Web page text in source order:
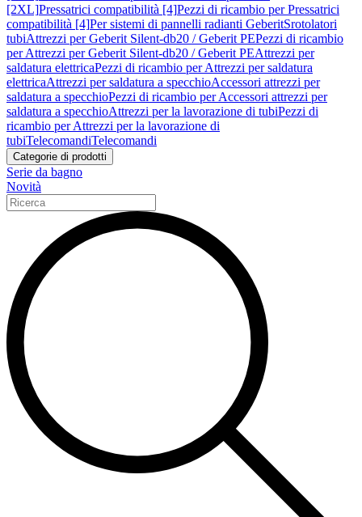
[2XL]Pressatrici compatibilità [4]Pezzi di ricambio per Pressatrici
compatibilità [4]Per sistemi di pannelli radianti GeberitSrotolatori
tubiAttrezzi per Geberit Silent-db20 / Geberit PEPezzi di ricambio
per Attrezzi per Geberit Silent-db20 / Geberit PEAttrezzi per
saldatura elettricaPezzi di ricambio per Attrezzi per saldatura
elettricaAttrezzi per saldatura a specchioAccessori attrezzi per
saldatura a specchioPezzi di ricambio per Accessori attrezzi per
saldatura a specchioAttrezzi per la lavorazione di tubiPezzi di
ricambio per Attrezzi per la lavorazione di
tubiTelecomandiTelecomandi
Categorie di prodotti
Serie da bagno
Novità